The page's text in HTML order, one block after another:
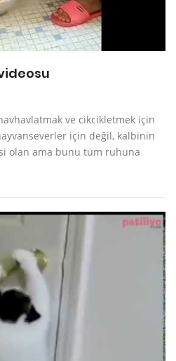
ve cikcikletmek için
için değil, kalbinin
olan ama bunu tüm ruhuna